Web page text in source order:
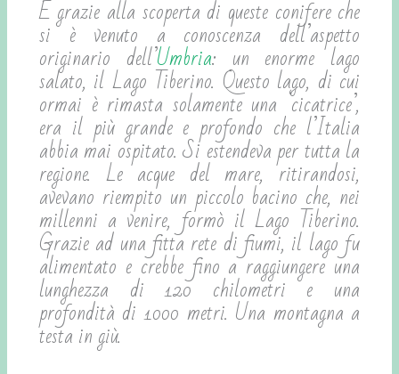
È grazie alla scoperta di queste conifere che
si è venuto a conoscenza dell’aspetto
originario dell’Umbria: un enorme lago
salato, il Lago Tiberino. Questo lago, di cui
ormai è rimasta solamente una ‘cicatrice’,
era il più grande e profondo che l’Italia
abbia mai ospitato. Si estendeva per tutta la
regione. Le acque del mare, ritirandosi,
avevano riempito un piccolo bacino che, nei
millenni a venire, formò il Lago Tiberino.
Grazie ad una fitta rete di fiumi, il lago fu
alimentato e crebbe fino a raggiungere una
lunghezza di 120 chilometri e una
profondità di 1000 metri. Una montagna a
testa in giù.